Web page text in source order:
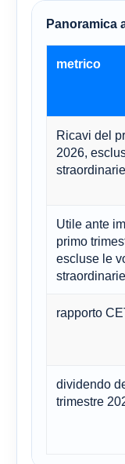
Panoramica
metrico
Ricavi del
2026,
Utile ante
primo
escluse le
rapporto
dividendo
trimestre